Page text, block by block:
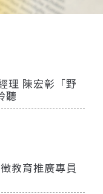
理 陳宏彰「野
聽
教育推廣專員